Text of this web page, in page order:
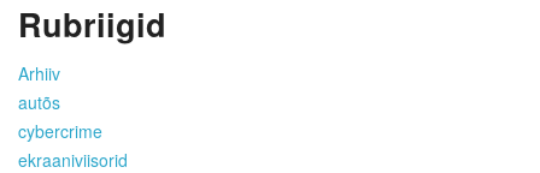
Rubriigid
Arhiiv
autõs
cybercrime
ekraaniviisorid